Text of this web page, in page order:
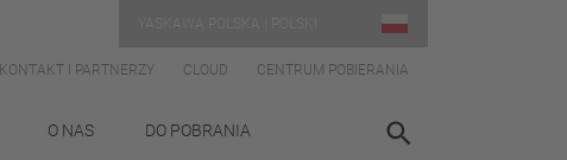
KONTAKT I PARTNERZY CLOUD CENTRUM POBIERANIA
O NAS DO POBRANIA